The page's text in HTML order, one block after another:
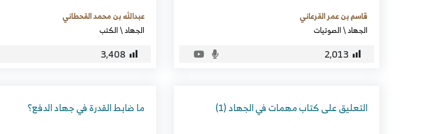
قاسم بن عمر القرعاني
الجهاد\الصوتيات
2٬013
عبدالله بن محمد القحطاني
الجهاد\الكتب
3٬408
التعليق على كتاب مهمات في الجهاد (1) ما ضابط القدرة في جهاد الدفع؟